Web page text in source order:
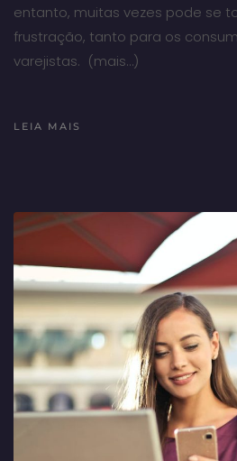
entanto, muitas vezes pode se
frustração, tanto para os
varejistas. (mais…)
LEIA MAIS